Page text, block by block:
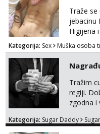
Traže
jebacinu
Higijena
imam na
Kontakt
Kategorija: Sex Muška osoba
Tražim
regiji.
zgodna i
kosu -
Kategorija: Sugar Daddy